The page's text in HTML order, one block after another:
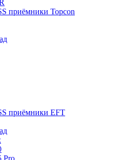
приёмники Topcon
приёмники EFT
Pro